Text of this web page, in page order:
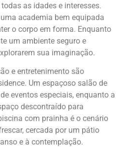
as idades e interesses.
academia bem equipada
o corpo em forma. Enquanto
um ambiente seguro e
sua imaginação.
e entretenimento são
Um espaçoso salão de
eventos especiais, enquanto a
descontraído para
com prainha é o cenário
cercada por um pátio
e à contemplação.